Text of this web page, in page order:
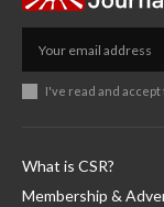
I've read and accept
What is CSR?
Membership &